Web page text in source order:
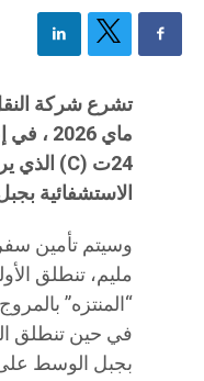
ماي
الاستشفائية
مليم، تنطلق
في حين تنطلق
بجبل الوسط على الساعة 5